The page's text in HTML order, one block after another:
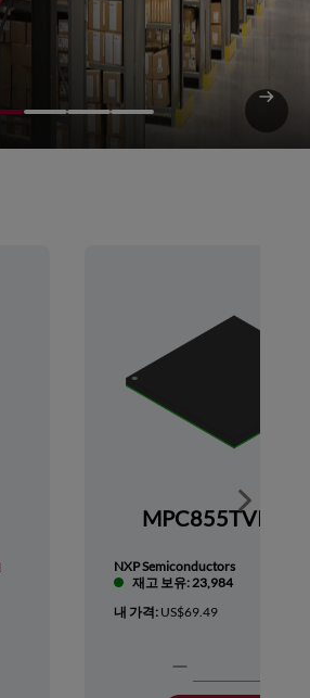
NXP Semiconductors
재고 보유: 23,984
내 가격: US$69.49
Show